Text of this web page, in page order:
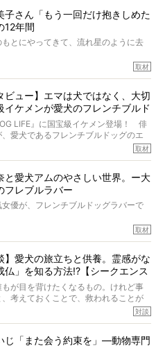
ブルドッグの桃太郎は9歳で脳腫瘍を発
間も生き抜いたのです。旅立ったと
月、レジェンド級のレジェンドでし
後3年間は一度も発作が起きなかったと
ブルドッグだけでなく、脳腫瘍と闘う
る佐藤さんご夫婦に、治療の選択やケ
しをうかがいました。
子さん「もう一回だけ抱きしめた
12年間
とにやってきて、流れ星のように去
解消することはできないが、話をき
たりするのもいいだろう。
なにいい子だった、ほんとうに愛し
さんのご自宅へ伺って、お話をきこう
取材
ビュー】エマは犬ではなく、大切
イケメンが愛犬のフレンチブルド
LIFE』に国宝級イケメン登場！ 俳
愛犬であるフレンチブルドッグのエ
子）にメロメロとの情報を聞きつけ、
ら次へと飛び出しました。
取材
と愛犬アムのやさしい世界。ー大
フレブルラバー
優が、フレンチブルドッグラバーで
するほどに、そのフレンチブルドッグ
とまったく同じであることに、なん
まったのでした。
のすてきな暮らしを、BUHI編集長の
ら、切り取らせていただきます。
取材
】愛犬の旅立ちと供養。霊感がな
仏」を知る方法!?【シークエンス
が目を背けたくなるもの。けれど事
考えておくことで、救われることが
「シークエンスはやとも」さんに、愛
対談
じ「また会う約束を」―動物専門